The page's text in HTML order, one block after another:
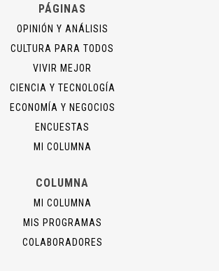
PÁGINAS
OPINIÓN Y ANÁLISIS
CULTURA PARA TODOS
VIVIR MEJOR
CIENCIA Y TECNOLOGÍA
ECONOMÍA Y NEGOCIOS
ENCUESTAS
MI COLUMNA
COLUMNA
MI COLUMNA
MIS PROGRAMAS
COLABORADORES